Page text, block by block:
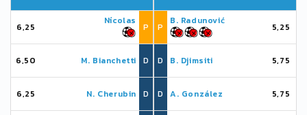
6,25
Nícolas
P
6,50 M. Bianchetti D
6,25 N. Cherubin D
P
B. Radunović
5,25
D B. Djimsiti 5,75
D A. González 5,75